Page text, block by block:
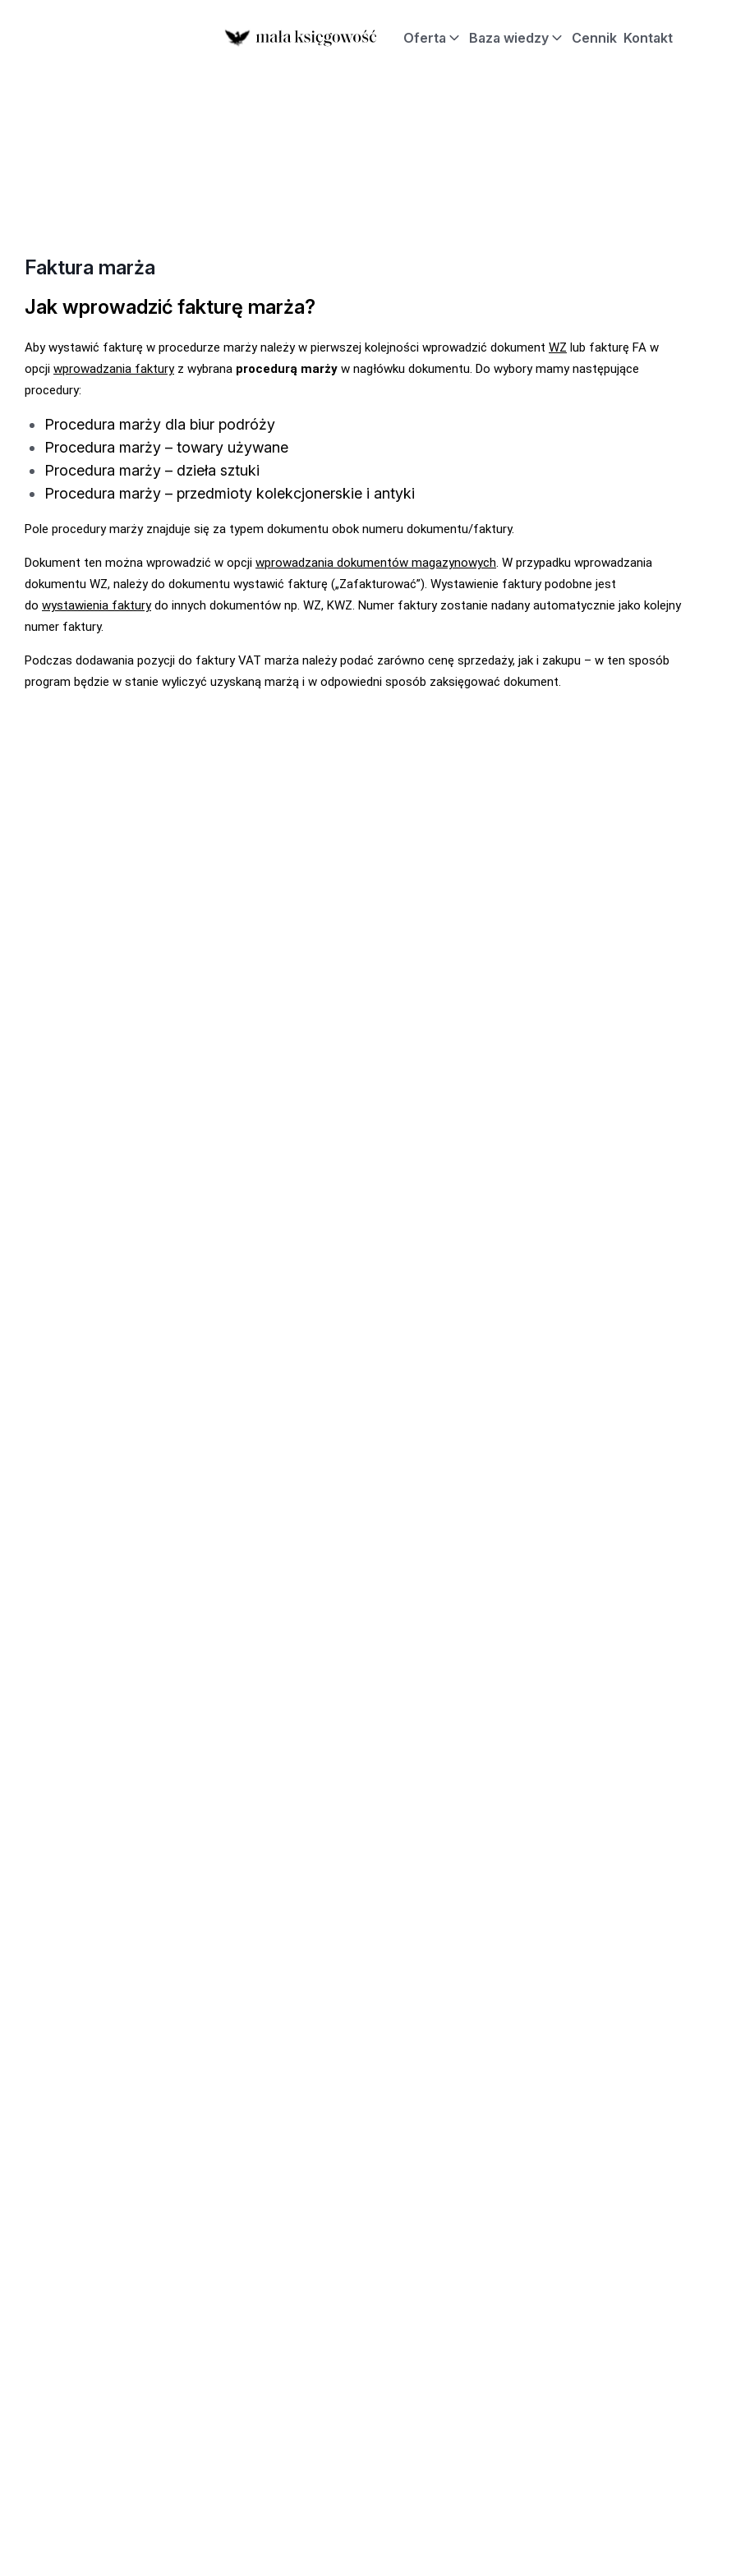
Oferta Baza wiedzy Cennik Kontakt
Faktura marża
Jak wprowadzić fakturę marża?
Aby wystawić fakturę w procedurze marży należy w pierwszej kolejności wprowadzić dokument WZ lub fakturę FA w
opcji wprowadzania fakturyz wybrana procedurą marży w nagłówku dokumentu. Do wybory mamy następujące
procedury:
Procedura marży dla biur podróży
Procedura marży – towary używane
Procedura marży – dzieła sztuki
Procedura marży – przedmioty kolekcjonerskie i antyki
Pole procedury marży znajduje się za typem dokumentu obok numeru dokumentu/faktury.
Dokument ten można wprowadzić w opcji wprowadzania dokumentów magazynowych. W przypadku wprowadzania
dokumentu WZ, należy do dokumentu wystawić fakturę („Zafakturować”). Wystawienie faktury podobne jest
do wystawienia fakturydo innych dokumentów np. WZ, KWZ. Numer faktury zostanie nadany automatycznie jako kolejny
numer faktury.
Podczas dodawania pozycji do faktury VAT marża należy podać zarówno cenę sprzedaży, jak i zakupu – w ten sposób
program będzie w stanie wyliczyć uzyskaną marżą i w odpowiedni sposób zaksięgować dokument.